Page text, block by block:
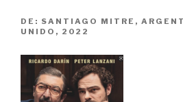
DE: SANTIAGO MITRE,
UNIDO, 2022